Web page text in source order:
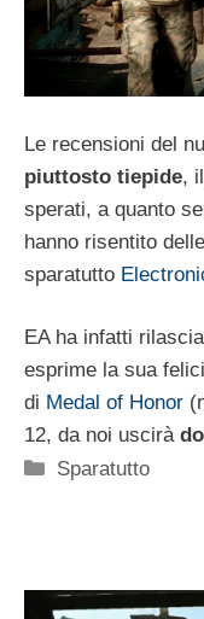
Le recensioni del
piuttosto tiepide,
sperati, a quanto
hanno risentito
sparatutto
EA ha infatti
esprime la sua
di Medal of Honor
12, da noi uscirà
Categorie
Sparatutto